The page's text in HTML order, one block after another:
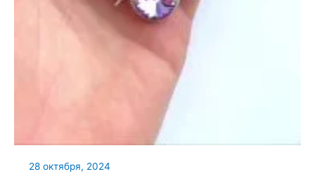
28 октября, 2024